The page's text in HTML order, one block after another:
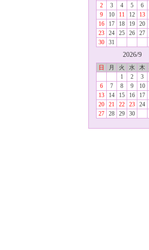
2
3 4 5 6
9
10 11 12 13
16
17 18 19 20
23
24 25 26 27
30
31
2026/9
日 月 火 水 木
1
2 3
6
7 8 9 10
13
14 15 16 17
20
21 22 23 24
27
28 29 30